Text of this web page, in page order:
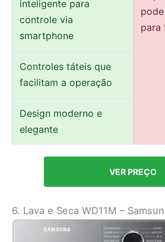
inteligente para
controle via
smartphone
para
Controles táteis que
facilitam a operação
Design moderno e
elegante
VER PREÇO
6. Lava e Seca WD11M –